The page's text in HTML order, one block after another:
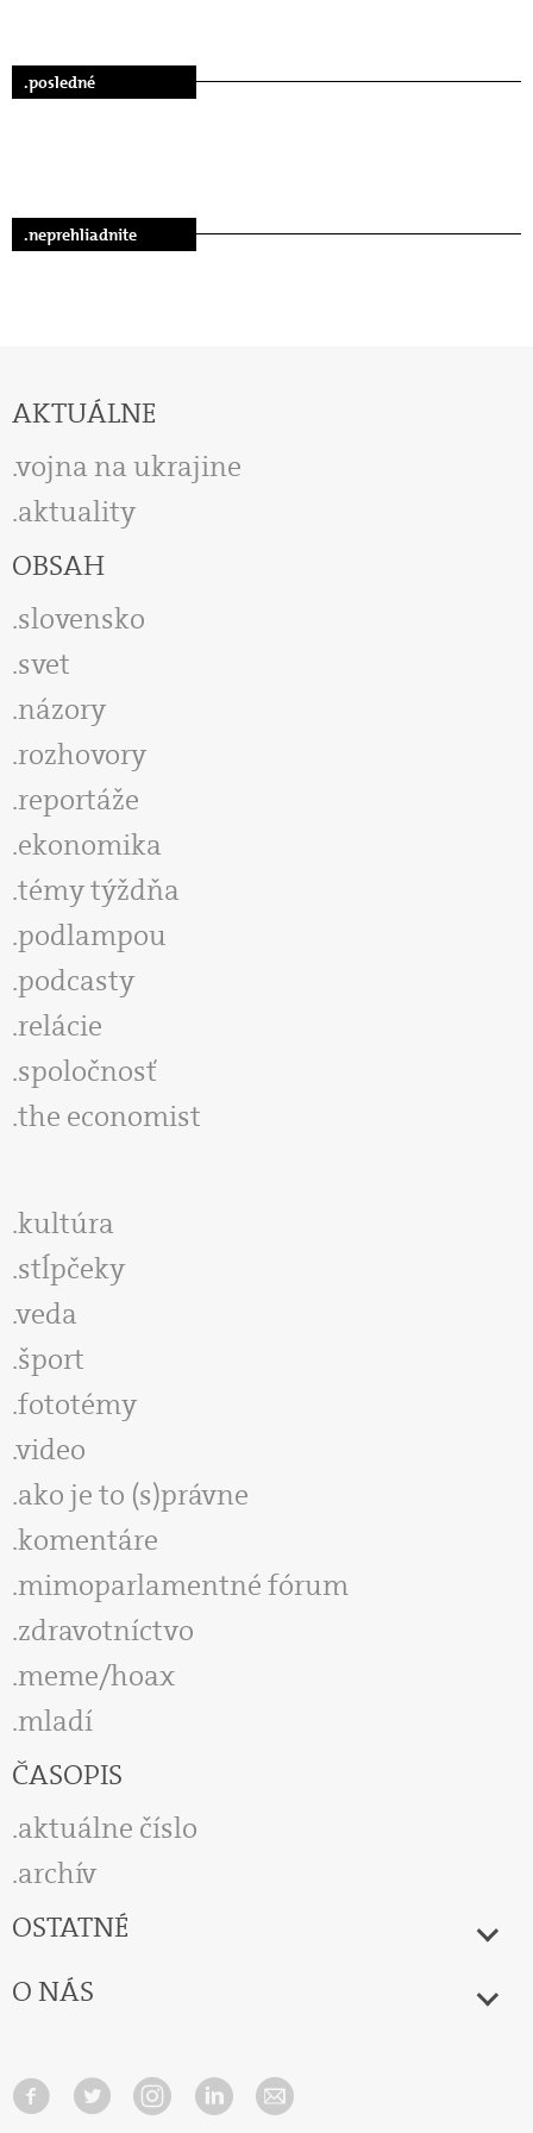
.posledné
.neprehliadnite
AKTUÁLNE
vojna na ukrajine
aktuality
OBSAH
slovensko
svet
názory
rozhovory
reportáže
ekonomika
témy týždňa
podlampou
podcasty
relácie
spoločnosť
the economist
kultúra
stĺpčeky
veda
šport
fototémy
video
ako je to (s)právne
komentáre
mimoparlamentné fórum
zdravotníctvo
meme/hoax
mladí
ČASOPIS
aktuálne číslo
archív
OSTATNÉ
O NÁS